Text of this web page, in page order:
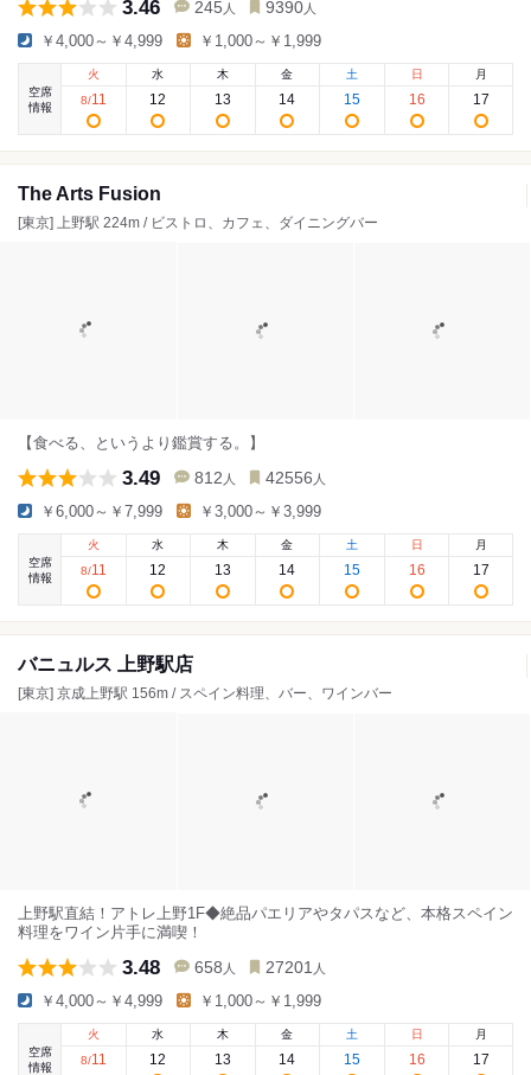
3.46 245 人 9390 人
￥4,000～￥4,999 ￥1,000～￥1,999
空席
情報
火
8/11
水
12
木
13
金
14
土
15
日
16
月
17
The Arts Fusion
[東京] 上野駅 224m / ビストロ、カフェ、ダイニングバー
【食べる、というより鑑賞する。】
3.49 812 人 42556 人
￥6,000～￥7,999 ￥3,000～￥3,999
空席
情報
火
8/11
水
12
木
13
金
14
土
15
日
16
月
17
バニュルス 上野駅店
[東京] 京成上野駅 156m / スペイン料理、バー、ワインバー
上野駅直結！アトレ上野1F◆絶品パエリアやタパスなど、本格スペイン
料理をワイン片手に満喫！
3.48 658 人 27201 人
￥4,000～￥4,999 ￥1,000～￥1,999
空席
情報
火
8/11
水
12
木
13
金
14
土
15
日
16
月
17